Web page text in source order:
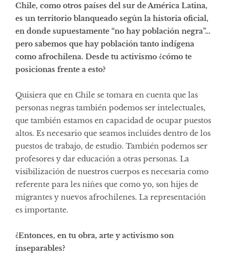
Chile, como otros países del sur de América Latina,
es un territorio blanqueado según la historia oficial,
en donde supuestamente “no hay población negra”…
pero sabemos que hay población tanto indígena
como afrochilena. Desde tu activismo ¿cómo te
posicionas frente a esto?
Quisiera que en Chile se tomara en cuenta que las
personas negras también podemos ser intelectuales,
que también estamos en capacidad de ocupar puestos
altos. Es necesario que seamos incluides dentro de los
puestos de trabajo, de estudio. También podemos ser
profesores y dar educación a otras personas. La
visibilización de nuestros cuerpos es necesaria como
referente para les niñes que como yo, son hijes de
migrantes y nuevos afrochilenes. La representación
es importante.
¿Entonces, en tu obra, arte y activismo son
inseparables?